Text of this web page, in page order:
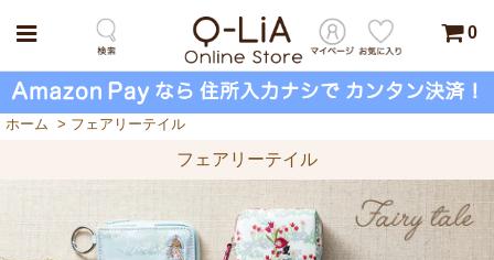
0
ホーム > フェアリーテイル
フェアリーテイル